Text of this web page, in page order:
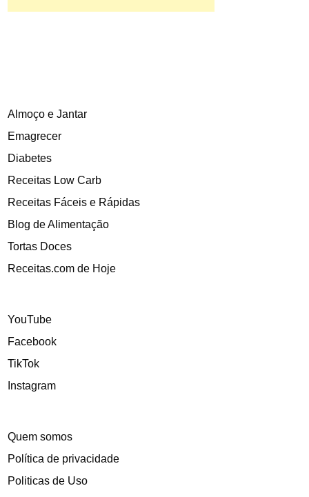
Almoço e Jantar
Emagrecer
Diabetes
Receitas Low Carb
Receitas Fáceis e Rápidas
Blog de Alimentação
Tortas Doces
Receitas.com de Hoje
YouTube
Facebook
TikTok
Instagram
Quem somos
Política de privacidade
Politicas de Uso